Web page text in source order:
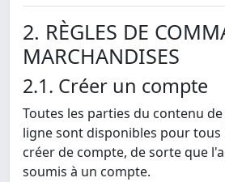
2. RÈGLES DE
MARCHANDISES
2.1. Créer un compte
Toutes les parties du contenu
ligne sont disponibles pour tous
créer de compte, de sorte que
soumis à un compte.